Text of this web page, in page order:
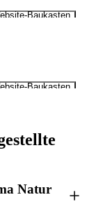
Baukasten
Baukasten
Natur